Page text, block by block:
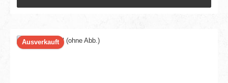
Ausverkauft